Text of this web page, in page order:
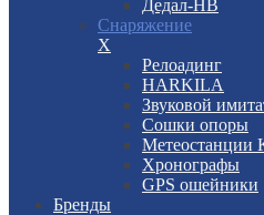
Дедал-НВ
Снаряжение
X
Релоадинг
HARKILA
Звуковой
Сошки опоры
Метеостанции
Хронографы
GPS ошейники
Бренды